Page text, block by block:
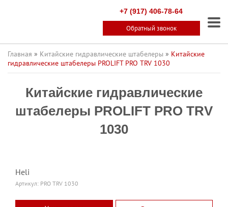
+7 (917) 406-78-64
Обратный звонок
Главная » Китайские гидравлические штабелеры » Китайские
гидравлические штабелеры PROLIFT PRO TRV 1030
Китайские гидравлические
штабелеры PROLIFT PRO TRV
1030
Heli
Артикул: PRO TRV 1030